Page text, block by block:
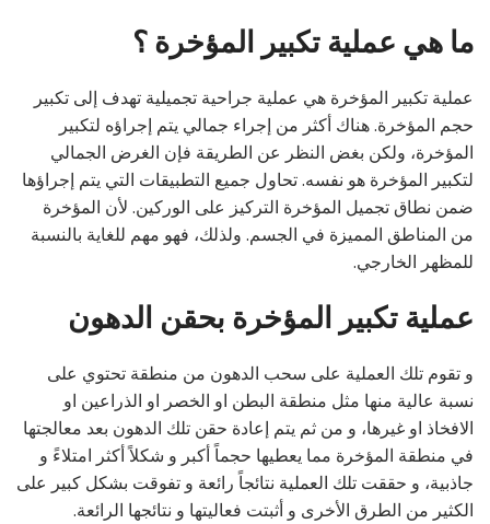
ما هي عملية تكبير المؤخرة ؟
عملية تكبير المؤخرة هي عملية جراحية تجميلية تهدف إلى تكبير
حجم المؤخرة. هناك أكثر من إجراء جمالي يتم إجراؤه لتكبير
المؤخرة، ولكن بغض النظر عن الطريقة فإن الغرض الجمالي
لتكبير المؤخرة هو نفسه. تحاول جميع التطبيقات التي يتم إجراؤها
ضمن نطاق تجميل المؤخرة التركيز على الوركين. لأن المؤخرة
من المناطق المميزة في الجسم. ولذلك، فهو مهم للغاية بالنسبة
للمظهر الخارجي.
عملية تكبير المؤخرة بحقن الدهون
و تقوم تلك العملية على سحب الدهون من منطقة تحتوي على
نسبة عالية منها مثل منطقة البطن او الخصر او الذراعين او
الافخاذ او غيرها، و من ثم يتم إعادة حقن تلك الدهون بعد معالجتها
في منطقة المؤخرة مما يعطيها حجماً أكبر و شكلاً أكثر امتلاءً و
جاذبية، و حققت تلك العملية نتائجاً رائعة و تفوقت بشكل كبير على
الكثير من الطرق الأخرى و أثبتت فعاليتها و نتائجها الرائعة.